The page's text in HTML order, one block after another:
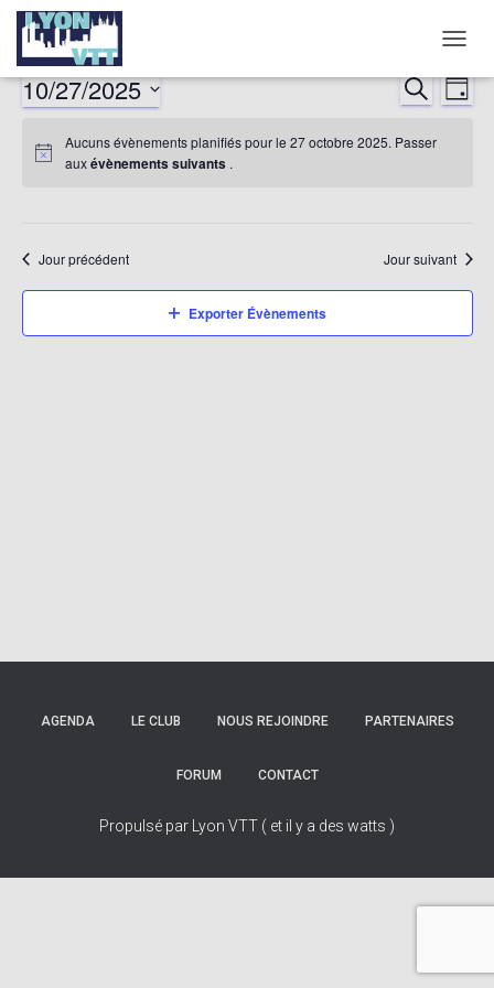
LA
et
de
vues
RECHERCHE
JOUR
10/27/2025
une
date.
Aucuns évènements planifiés pour le 27 octobre 2025. Passer
auxévènements suivants .
Jour précédent Jour suivant
Exporter Évènements
AGENDA LE CLUB NOUS REJOINDRE PARTENAIRES
FORUM CONTACT
Propulsé par Lyon VTT ( et il y a des watts )